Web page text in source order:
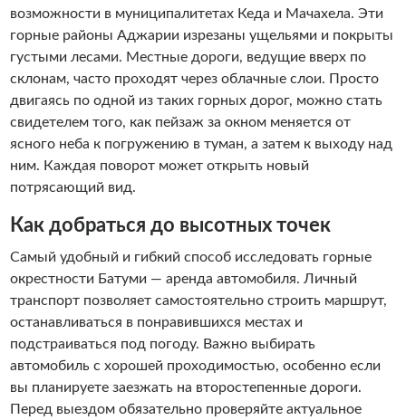
возможности в муниципалитетах Кеда и Мачахела. Эти
горные районы Аджарии изрезаны ущельями и покрыты
густыми лесами. Местные дороги, ведущие вверх по
склонам, часто проходят через облачные слои. Просто
двигаясь по одной из таких горных дорог, можно стать
свидетелем того, как пейзаж за окном меняется от
ясного неба к погружению в туман, а затем к выходу над
ним. Каждая поворот может открыть новый
потрясающий вид.
Как добраться до высотных точек
Самый удобный и гибкий способ исследовать горные
окрестности Батуми — аренда автомобиля. Личный
транспорт позволяет самостоятельно строить маршрут,
останавливаться в понравившихся местах и
подстраиваться под погоду. Важно выбирать
автомобиль с хорошей проходимостью, особенно если
вы планируете заезжать на второстепенные дороги.
Перед выездом обязательно проверяйте актуальное